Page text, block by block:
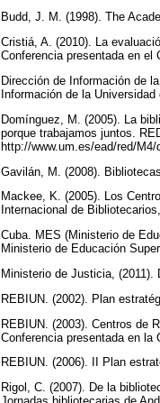
Budd, J. M. (1998). The
Cristiá, A. (2010). La
Conferencia presentada en el
Dirección de Información de
Información de la
Domínguez, M. (2005). La
porque trabajamos juntos.
http://www.um.es/ead/red/
Gavilán, M. (2008).
Mackee, K. (2005). Los
Internacional de
Cuba. MES (Ministerio de
Ministerio de Educación
Ministerio de Justicia,
REBIUN. (2002). Plan
REBIUN. (2003). Centros de
Conferencia presentada en la
REBIUN. (2006). II Plan
Rigol, C. (2007). De la